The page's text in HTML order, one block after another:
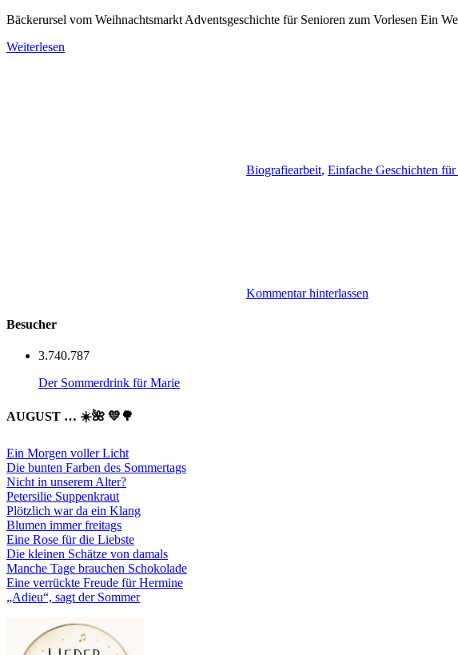
Bäckerursel vom Weihnachtsmarkt Adventsgeschichte für Senioren zum Vorlesen Ein
Weiterlesen
Biografiearbeit, Einfache Geschichten
Kommentar hinterlassen
Besucher
3.740.787
Der Sommerdrink für Marie
AUGUST … ☀️🌺 💛🌳
Ein Morgen voller Licht
Die bunten Farben des Sommertags
Nicht in unserem Alter?
Petersilie Suppenkraut
Plötzlich war da ein Klang
Blumen immer freitags
Eine Rose für die Liebste
Die kleinen Schätze von damals
Manche Tage brauchen Schokolade
Eine verrückte Freude für Hermine
„Adieu“, sagt der Sommer